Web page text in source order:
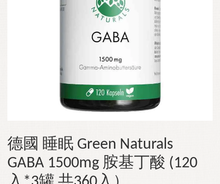
德國 睡眠 Green Naturals
GABA 1500mg 胺基丁酸 (120